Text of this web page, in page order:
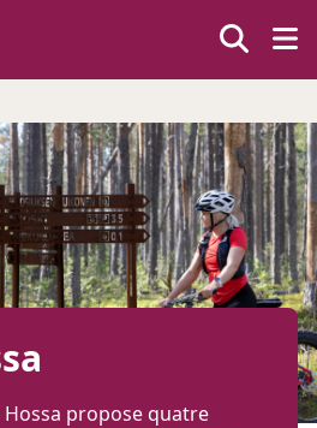
propose quatre